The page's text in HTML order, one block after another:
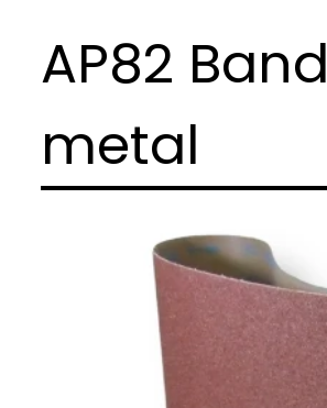
AP82
metal